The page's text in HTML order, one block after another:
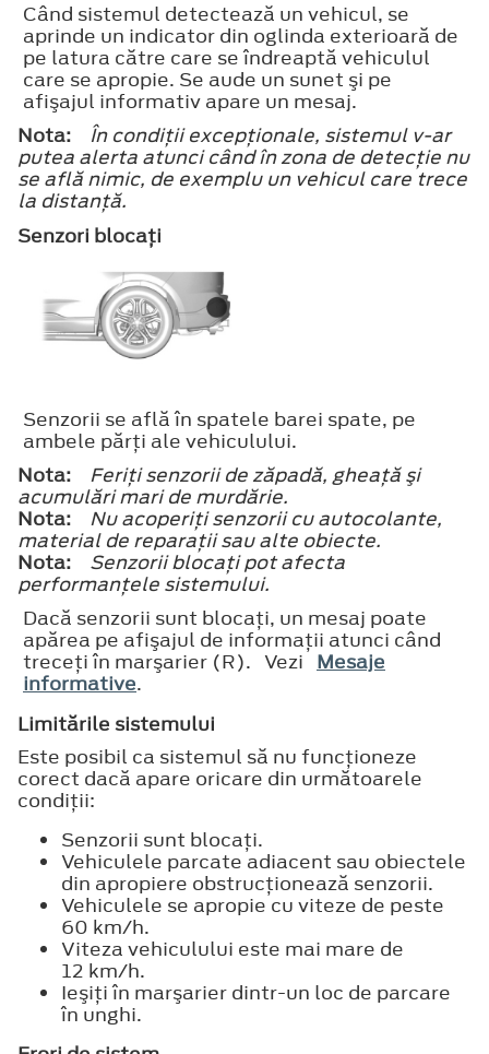
Când sistemul detectează un vehicul, se
aprinde un indicator din oglinda exterioară de
pe latura către care se îndreaptă vehiculul
care se apropie. Se aude un sunet şi pe
afişajul informativ apare un mesaj.
Nota:
În condiţii excepţionale, sistemul v-ar
putea alerta atunci când în zona de detecţie nu
se află nimic, de exemplu un vehicul care trece
la distanţă.
Senzori blocaţi
Senzorii se află în spatele barei spate, pe
ambele părţi ale vehiculului.
Nota:
Feriţi senzorii de zăpadă, gheaţă şi
acumulări mari de murdărie.
Nota:
Nu acoperiţi senzorii cu autocolante,
material de reparaţii sau alte obiecte.
Nota:
Senzorii blocaţi pot afecta
performanţele sistemului.
Dacă senzorii sunt blocaţi, un mesaj poate
apărea pe afişajul de informaţii atunci când
treceţi în marşarier (R). Vezi Mesaje
informative.
Limitările sistemului
Este posibil ca sistemul să nu funcţioneze
corect dacă apare oricare din următoarele
condiţii:
Senzorii sunt blocaţi.
Vehiculele parcate adiacent sau obiectele
din apropiere obstrucţionează senzorii.
Vehiculele se apropie cu viteze de peste
60 km/h.
Viteza vehiculului este mai mare de
12 km/h.
Ieşiţi în marşarier dintr-un loc de parcare
în unghi.